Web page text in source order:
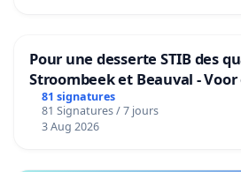
Pour une desserte STIB des
Stroombeek et Beauval - Voor
bediening van de wijken
Voor
81 signatures
81 Signatures / 7 jours
3 Aug 2026